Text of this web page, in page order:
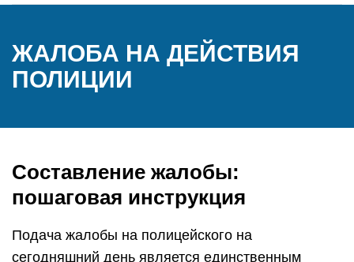
ЖАЛОБА НА ДЕЙСТВИЯ
ПОЛИЦИИ
Составление жалобы:
пошаговая инструкция
Подача жалобы на полицейского на
сегодняшний день является единственным